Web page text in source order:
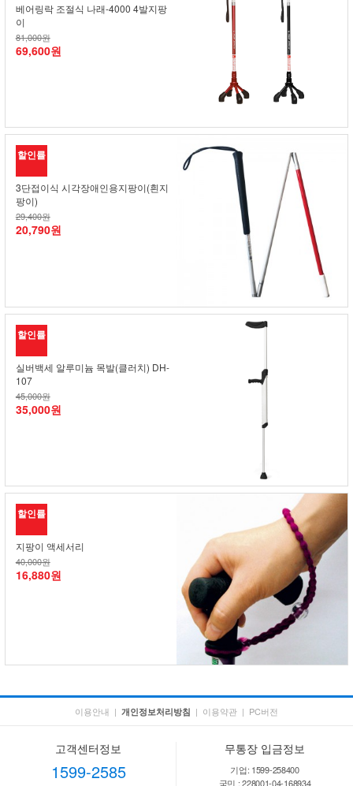
베어링락 조절식 나래-4000 4발지팡
이
81,000원
69,600원
할인률
3단접이식 시각장애인용지팡이(흰지
팡이)
29,400원
20,790원
할인률
실버백세 알루미늄 목발(클러치) DH-
107
45,000원
35,000원
할인률
지팡이 액세서리
40,000원
16,880원
이용안내 | 개인정보처리방침 | 이용약관 | PC버전
고객센터정보
1599-2585
무통장 입금정보
기업: 1599-258400
국민 : 228001-04-168934